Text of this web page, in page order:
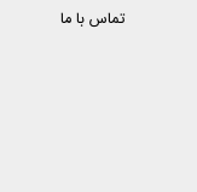
تماس با ما